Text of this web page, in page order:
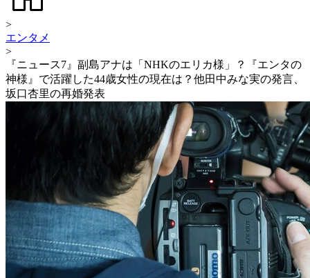
>
エンタメ
>
『ニュース7』副島アナは「NHKのエリカ様」？『エンタの
神様』で活躍した44歳女性の現在は？他田中みな実の発言、
坂口杏里の再婚発表